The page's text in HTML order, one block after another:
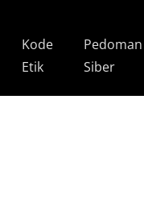
Kode
Etik
Siber